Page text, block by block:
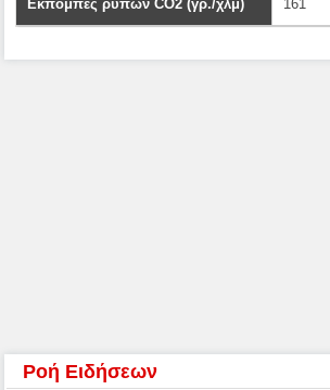
Εκπομπές ρύπων CO2 (γρ./χλμ) 161
Ροή Ειδήσεων